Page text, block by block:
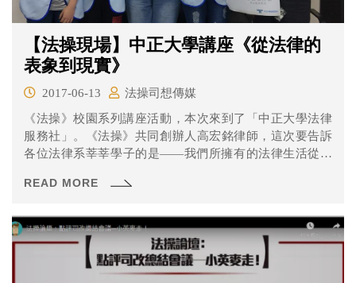
【法操現場】中正大學講座《從法律的
表象到現實》
2017-06-13
法操司想傳媒
《法操》校園系列講座活動，本次來到了「中正大學法律
服務社」。《法操》共同創辦人高宏銘律師，這次要告訴
各位法律系莘莘學子的是——我們所擁有的法律生活從何
至傷害人民權利的法律呢？
READ MORE